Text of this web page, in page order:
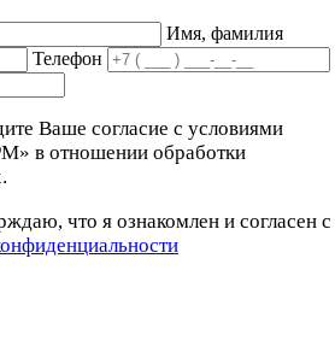
Имя, фамилия
Телефон
Ваше согласие с условиями
в отношении обработки
что я ознакомлен и согласен с